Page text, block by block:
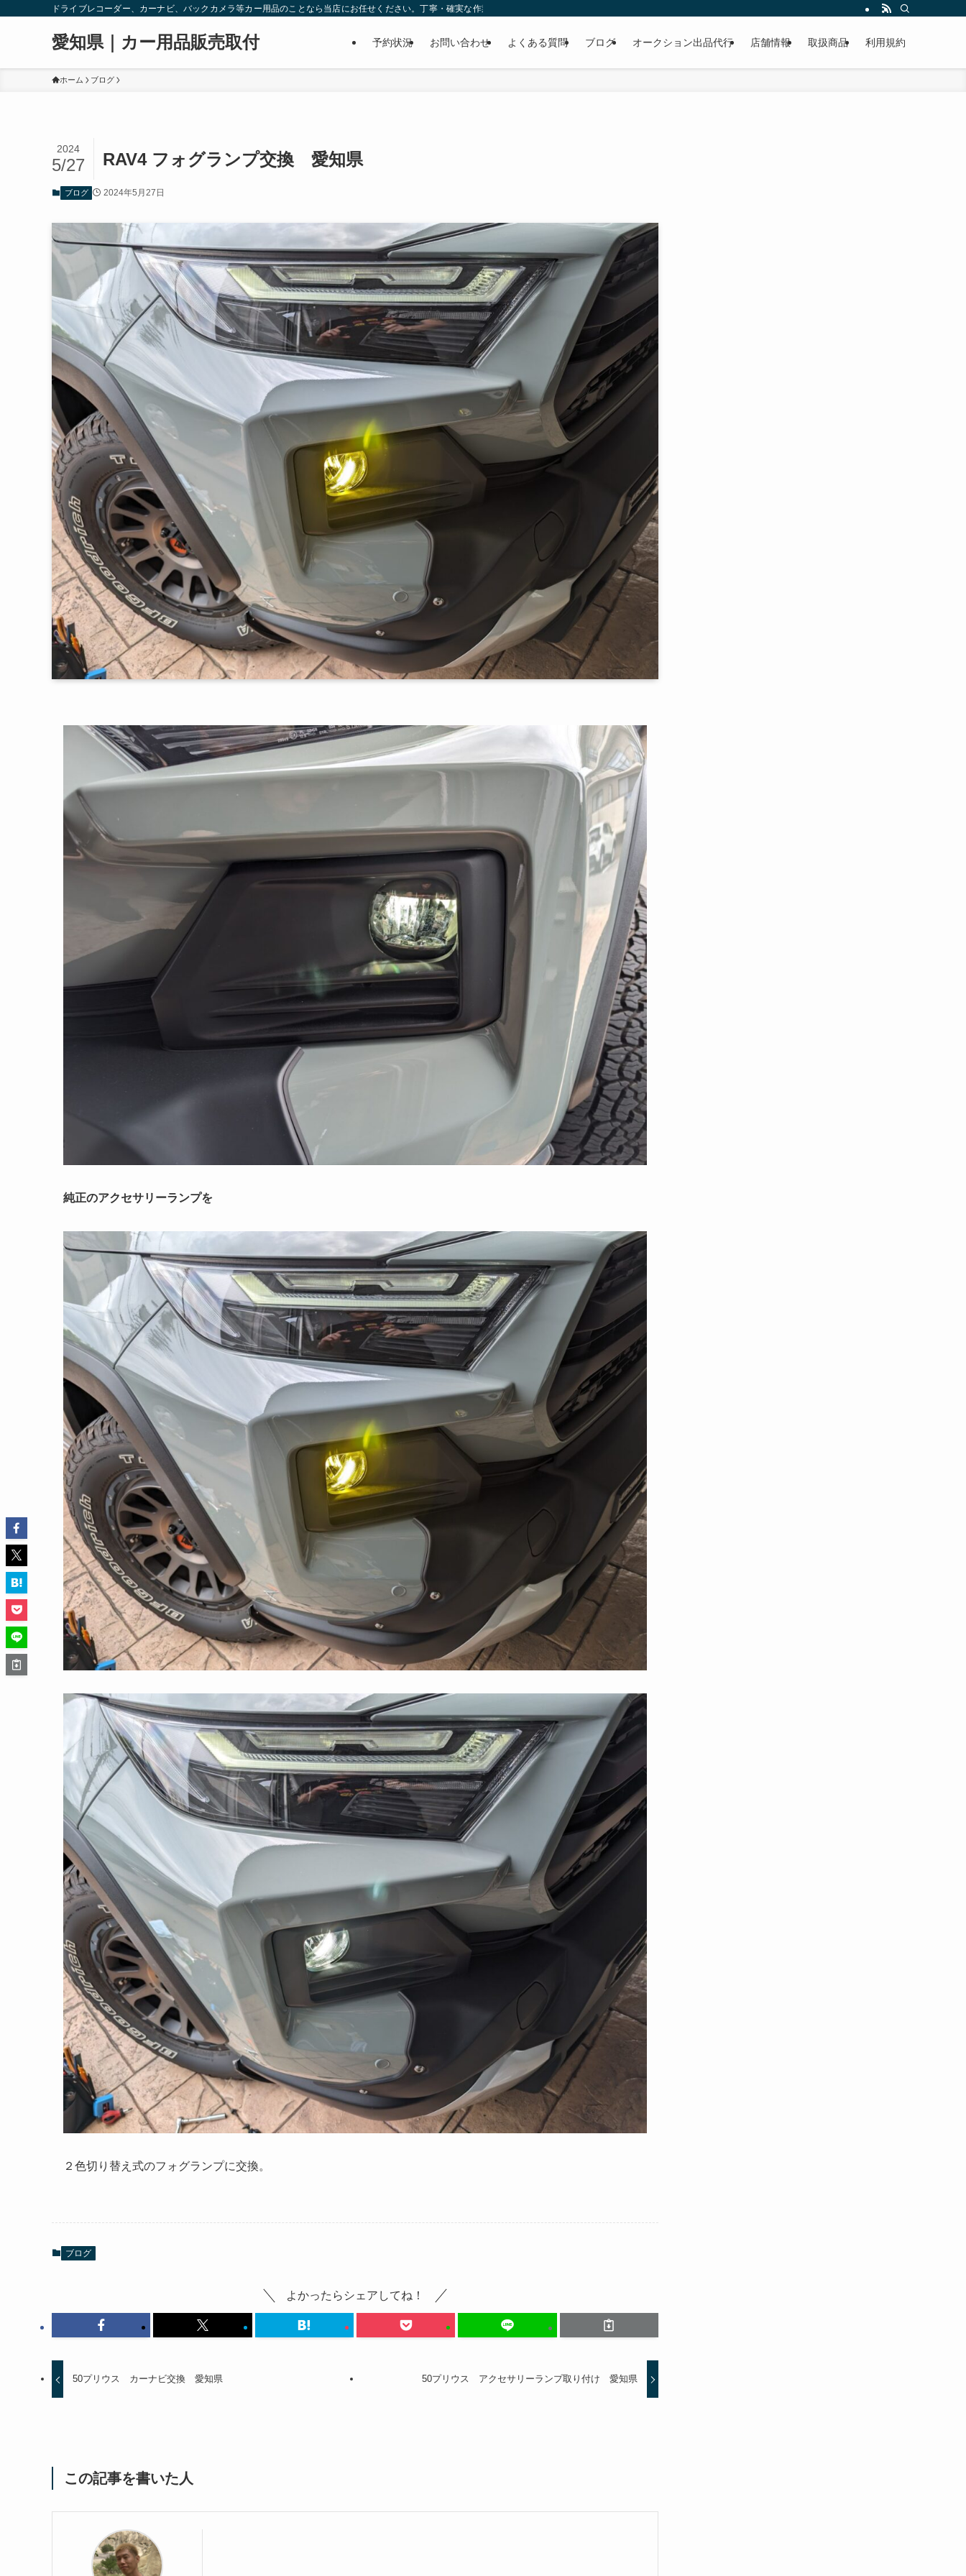
ドライブレコーダー、カーナビ、バックカメラ等カー用品のことなら当店にお任せください。丁寧・確実な作業で個人様だけでなくディーラーの外注作業もこなしています。出張対応、代車完備、見積り無料です。気軽にお問い合
愛知県｜カー用品販売取付 予約状況 お問い合わせ よくある質問 ブログ オークション出品代行 店舗情報 取扱商品 利用規約
ホーム ブログ
RAV4 フォグランプ交換 愛知県
2024
5/27
ブログ 2024年5月27日
純正のアクセサリーランプを
２色切り替え式のフォグランプに交換。
ブログ
よかったらシェアしてね！
50プリウス カーナビ交換 愛知県 50プリウス アクセサリーランプ取り付け 愛知県
この記事を書いた人